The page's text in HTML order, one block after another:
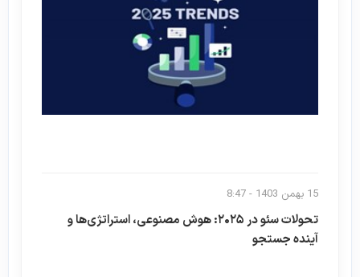
15 بهمن 1403 - 8:47
تحولات سئو در ۲۰۲۵: هوش مصنوعی، استراتژی‌ها و
آینده جستجو